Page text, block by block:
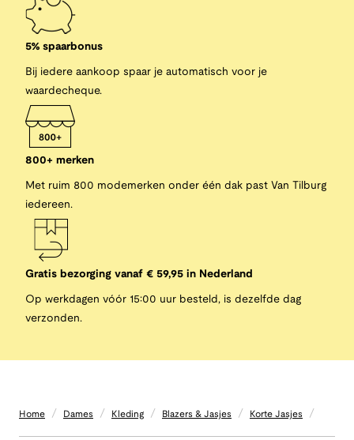
5% spaarbonus
Bij iedere aankoop spaar je automatisch voor je
waardecheque.
800+ merken
Met ruim 800 modemerken onder één dak past Van Tilburg
iedereen.
Gratis bezorging vanaf € 59,95 in Nederland
Op werkdagen vóór 15:00 uur besteld, is dezelfde dag
verzonden.
Home / Dames / Kleding / Blazers & Jasjes / Korte Jasjes /